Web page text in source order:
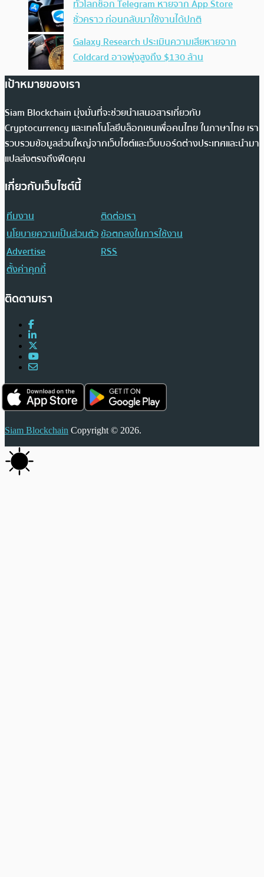
ทั่วโลกช็อก Telegram หายจาก App Store
ชั่วคราว ก่อนกลับมาใช้งานได้ปกติ
Galaxy Research ประเมินความเสียหายจาก
Coldcard อาจพุ่งสูงถึง $130 ล้าน
เป้าหมายของเรา
Siam Blockchain มุ่งมั่นที่จะช่วยนำเสนอสารเกี่ยวกับ
Cryptocurrency และเทคโนโลยีบล็อกเชนเพื่อคนไทย ในภาษาไทย เรา
รวบรวมข้อมูลส่วนใหญ่จากเว็บไซต์และเว็บบอร์ดต่างประเทศและนำมา
แปลส่งตรงถึงฟีดคุณ
เกี่ยวกับเว็บไซต์นี้
ทีมงาน
ติดต่อเรา
นโยบายความเป็นส่วนตัวข้อตกลงในการใช้งาน
Advertise
RSS
ตั้งค่าคุกกี้
ติดตามเรา
Siam Blockchain Copyright © 2026.